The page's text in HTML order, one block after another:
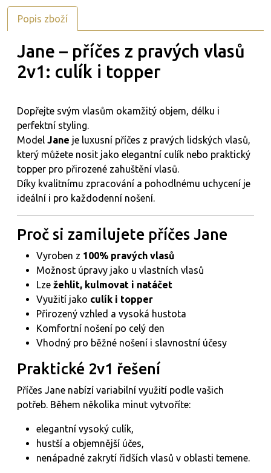
Popis zboží
Jane – příčes z pravých vlasů
2v1: culík i topper
Dopřejte svým vlasům okamžitý objem, délku i
perfektní styling.
Model Jane je luxusní příčes z pravých lidských vlasů,
který můžete nosit jako elegantní culík nebo praktický
topper pro přirozené zahuštění vlasů.
Díky kvalitnímu zpracování a pohodlnému uchycení je
ideální i pro každodenní nošení.
Proč si zamilujete příčes Jane
Vyroben z 100% pravých vlasů
Možnost úpravy jako u vlastních vlasů
Lze žehlit, kulmovat i natáčet
Využití jako culík i topper
Přirozený vzhled a vysoká hustota
Komfortní nošení po celý den
Vhodný pro běžné nošení i slavnostní účesy
Praktické 2v1 řešení
Příčes Jane nabízí variabilní využití podle vašich
potřeb. Během několika minut vytvoříte:
elegantní vysoký culík,
hustší a objemnější účes,
nenápadné zakrytí řidších vlasů v oblasti temene.